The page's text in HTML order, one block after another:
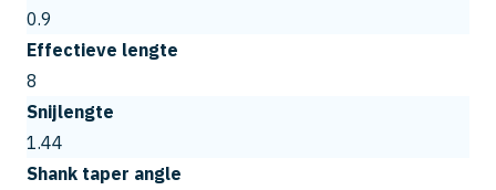
0.9
Effectieve lengte
8
Snijlengte
1.44
Shank taper angle